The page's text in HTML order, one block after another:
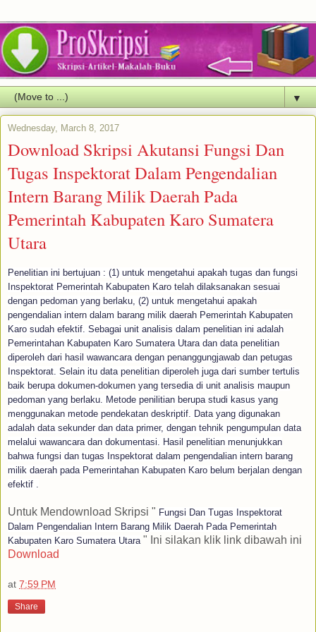
▼
Wednesday, March 8, 2017
Download Skripsi Akutansi Fungsi Dan
Tugas Inspektorat Dalam Pengendalian
Intern Barang Milik Daerah Pada
Pemerintah Kabupaten Karo Sumatera
Utara
Penelitian ini bertujuan : (1) untuk mengetahui apakah tugas dan fungsi
Inspektorat Pemerintah Kabupaten Karo telah dilaksanakan sesuai
dengan pedoman yang berlaku, (2) untuk mengetahui apakah
pengendalian intern dalam barang milik daerah Pemerintah Kabupaten
Karo sudah efektif. Sebagai unit analisis dalam penelitian ini adalah
Pemerintahan Kabupaten Karo Sumatera Utara dan data penelitian
diperoleh dari hasil wawancara dengan penanggungjawab dan petugas
Inspektorat. Selain itu data penelitian diperoleh juga dari sumber tertulis
baik berupa dokumen-dokumen yang tersedia di unit analisis maupun
pedoman yang berlaku. Metode penilitian berupa studi kasus yang
menggunakan metode pendekatan deskriptif. Data yang digunakan
adalah data sekunder dan data primer, dengan tehnik pengumpulan data
melalui wawancara dan dokumentasi. Hasil penelitian menunjukkan
bahwa fungsi dan tugas Inspektorat dalam pengendalian intern barang
milik daerah pada Pemerintahan Kabupaten Karo belum berjalan dengan
efektif .
Untuk Mendownload Skripsi " Fungsi Dan Tugas Inspektorat
Dalam Pengendalian Intern Barang Milik Daerah Pada Pemerintah
Kabupaten Karo Sumatera Utara " Ini silakan klik link dibawah ini
Download
at 7:59 PM
Share